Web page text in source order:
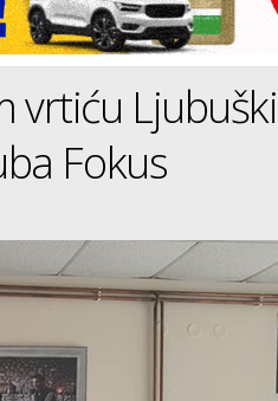
vrtiću Ljubuški
Fokus